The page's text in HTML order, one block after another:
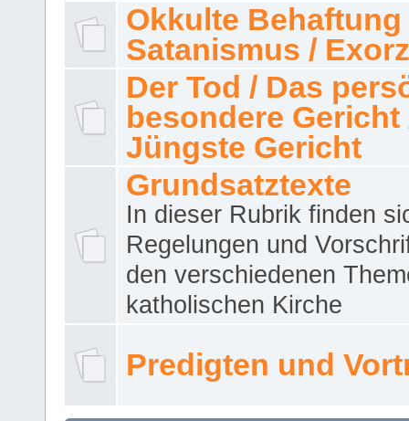
Okkulte Behaftung
Satanismus /
Der Tod / Das
besondere Gericht
Jüngste Gericht
Grundsatztexte
In dieser Rubrik finden
Regelungen und
den verschiedenen
katholischen Kirche
Predigten und